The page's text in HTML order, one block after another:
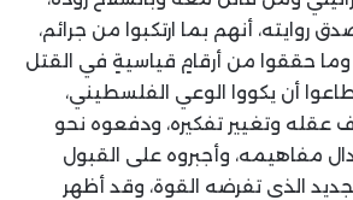
روايته، أنهم بما ارتكبوا من جرائم،
وما حققوا من أرقامٍ قياسيةٍ في القتل
أن يكووا الوعي الفلسطيني،
عقله وتغيير تفكيره، ودفعوه نحو
مفاهيمه، وأجبروه على القبول
الذي تفرضه القوة، وقد أظهر